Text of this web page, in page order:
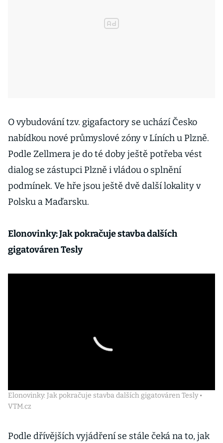
O vybudování tzv. gigafactory se uchází Česko
nabídkou nové průmyslové zóny v Líních u Plzně.
Podle Zellmera je do té doby ještě potřeba vést
dialog se zástupci Plzně i vládou o splnění
podmínek. Ve hře jsou ještě dvě další lokality v
Polsku a Maďarsku.
Elonovinky: Jak pokračuje stavba dalších
gigatováren Tesly
Elonovinky: Jak pokračuje stavba dalších gigatováren Tesly •
VTM.cz
Podle dřívějších vyjádření se stále čeká na to, jak